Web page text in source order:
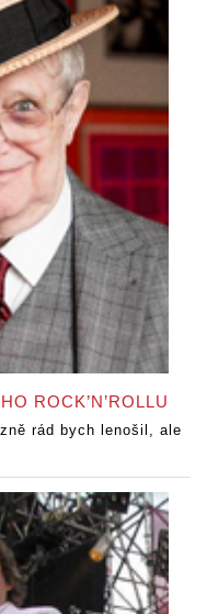
ROCK’N’ROLLU
rád bych lenošil, ale